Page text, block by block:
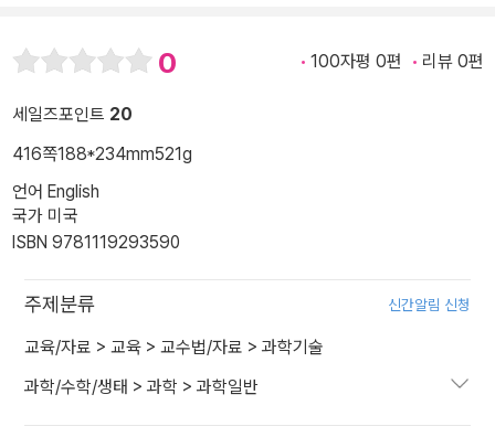
0 100자평 0편 리뷰 0편
세일즈포인트 20
416쪽188*234mm521g
언어 English
국가 미국
ISBN 9781119293590
주제분류 신간알림 신청
교육/자료 > 교육 > 교수법/자료 > 과학기술
과학/수학/생태 > 과학 > 과학일반